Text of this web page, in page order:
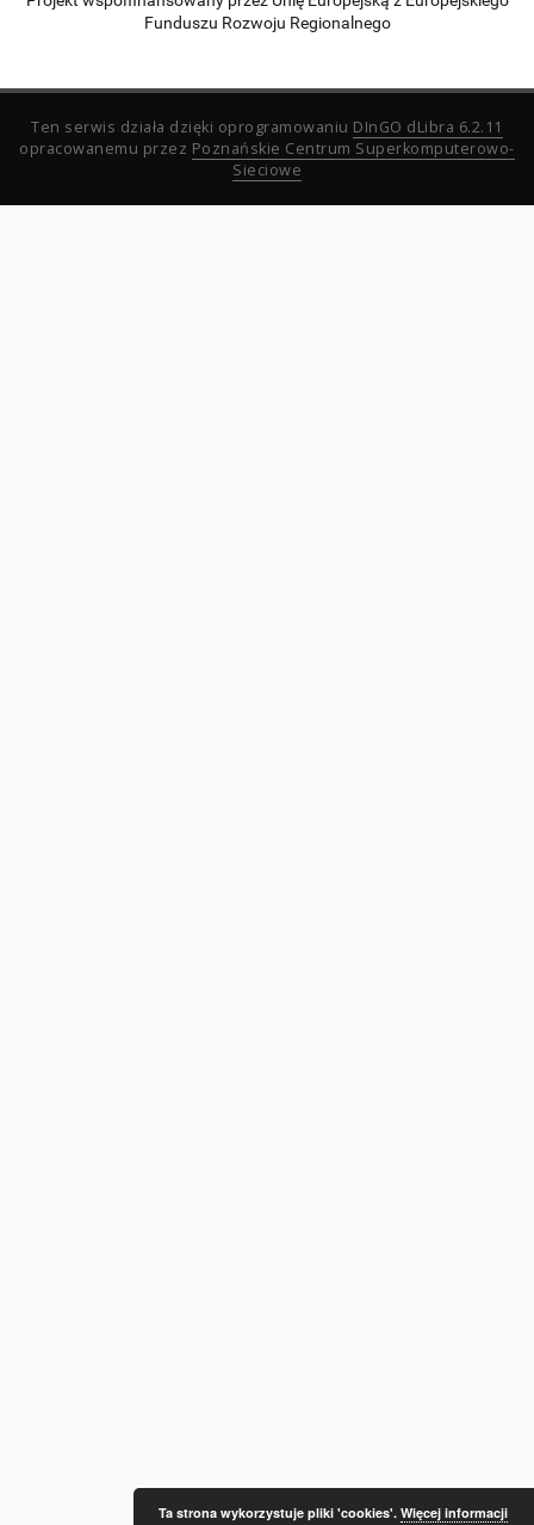
Funduszu Rozwoju Regionalnego
Ten serwis działa dzięki oprogramowaniu DInGO dLibra 6.2.11
opracowanemu przez Poznańskie Centrum Superkomputerowo-
Sieciowe
Ta strona wykorzystuje pliki 'cookies'. Więcej informacji